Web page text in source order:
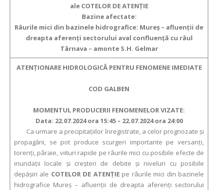
ale COTELOR DE ATENŢIE
Bazine afectate:
Râurile mici din bazinele hidrografice: Mureş – afluenţii de
dreapta aferenţi sectorului aval confluenţă cu râul
Târnava – amonte S.H. Gelmar
ATENŢIONARE HIDROLOGICĂ PENTRU FENOMENE IMEDIATE
COD GALBEN
MOMENTUL PRODUCERII FENOMENELOR VIZATE:
Data: 22.07.2024 ora 15:45 – 22.07.2024 ora 24:00
Ca urmare a precipitațiilor înregistrate, a celor prognozate și
propagării, se pot produce scurgeri importante pe versanți,
torenți, pâraie, viituri rapide pe râurile mici cu posibile efecte de
inundații locale și creșteri de debite și niveluri cu posibile
depășiri ale COTELOR DE ATENŢIEpe râurile mici din bazinele
hidrografice Mureş – afluenţii de dreapta aferenţi sectorului